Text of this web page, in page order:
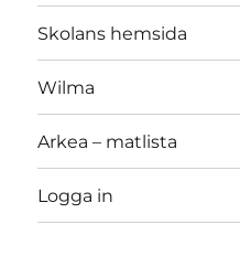
Skolans hemsida
Wilma
Arkea – matlista
Logga in